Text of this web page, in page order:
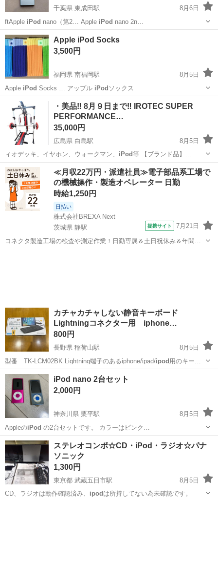
千葉県 東成田駅
8月6日
ftApple iPod nano（第2… Apple iPod nano 2n…
千葉 成田市
iPod nano
Apple iPod Socks
3,500円
福岡県 南福岡駅
8月5日
Apple iPod Socks … アップル iPod ソックス
福岡 南福岡駅 ポータブルプレーヤー
・美品‼️ 8月９日まで‼️ IROTEC SUPER
PERFORMANCE…
35,000円
広島県 白島駅
8月5日
ィオデッキ、イヤホン、ウォークマン、 iPod等 【ブランド品】
Vuitton、C…
広島 広島市 白島駅 フィットネス、トレーニング
GEAR
≪月収22万円・派遣社員≫電子部品系工場で
の機械操作・製造オペレーター 日勤
時給1,250円
日払い
株式会社BREXA Next
茨城県 静駅
提携サイト 7月21日
コネクタ製造工場の検査や測定作業！日勤専属＆土日祝休み＆年間休
カチャカチャしない静音キーボード
Lightningコネクター用 iphone…
800円
長野県 稲荷山駅
8月5日
型番 TK-LCM02BK Lightning端子のあるiphone/ipad/ipod 用のキーボ
ードです。 iOS/iPadOS 13.6以上の端末が必要です。 マルチファンク
ションキー搭載で、ボリューム操作やメディアプ...
長野 千曲市 周辺機器
iPod nano 2台セット
2,000円
神奈川県 栗平駅
8月5日
AppleのiPod の2台セットです。 カラーはピンク…
神奈川 川崎市 ポータブルプレーヤー
ステレオコンポ☆CD・iPod・ラジオ☆パナ
ソニック
1,300円
東京都 武蔵五日市駅
8月5日
CD、ラジオは動作確認済み、 ipod は所持してない為未確認です。